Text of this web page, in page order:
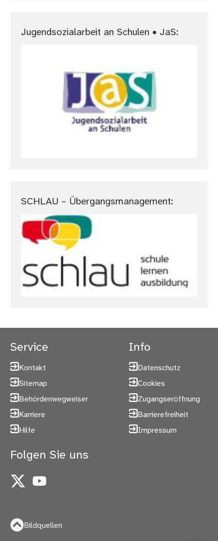
Jugendsozialarbeit an Schulen • JaS:
SCHLAU – Übergangsmanagement:
Service
Kontakt
Sitemap
Behördenwegweiser
Karriere
Hilfe
Info
Datenschutz
Cookies
Zugangseröffnung
Barrierefreiheit
Impressum
Folgen Sie uns
X YouTube
Bildquellen